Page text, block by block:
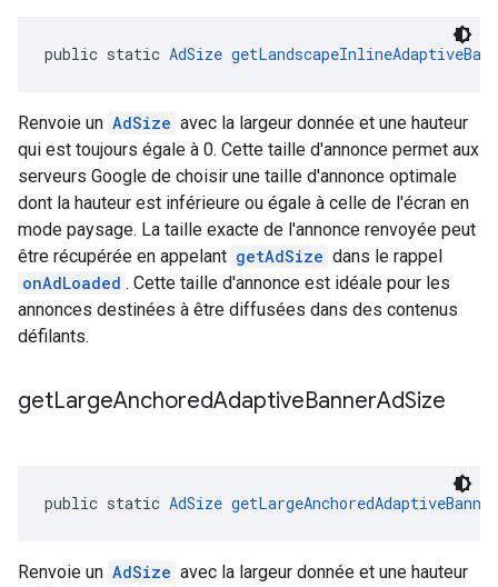
public static AdSize
Renvoie un AdSize avec la largeur donnée et une hauteur
qui est toujours égale à 0. Cette taille d'annonce permet aux
serveurs Google de choisir une taille d'annonce optimale
dont la hauteur est inférieure ou égale à celle de l'écran en
mode paysage. La taille exacte de l'annonce renvoyée peut
être récupérée en appelant getAdSize dans le rappel
onAdLoaded . Cette taille d'annonce est idéale pour les
annonces destinées à être diffusées dans des contenus
défilants.
getLargeAnchoredAdaptiveBannerAdSize
public static AdSize
Renvoie un AdSize avec la largeur donnée et une hauteur